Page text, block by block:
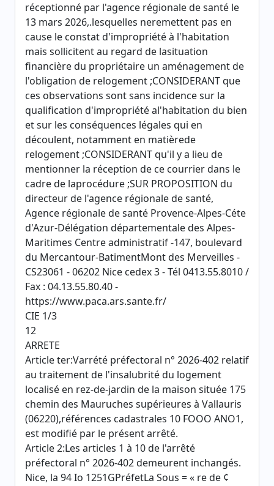
réceptionné par l'agence régionale de santé le
13 mars 2026,.lesquelles neremettent pas en
cause le constat d'impropriété à l'habitation
mais sollicitent au regard de lasituation
financière du propriétaire un aménagement de
l'obligation de relogement ;CONSIDERANT que
ces observations sont sans incidence sur la
qualification d'impropriété al'habitation du bien
et sur les conséquences légales qui en
découlent, notamment en matièrede
relogement ;CONSIDERANT qu'il y a lieu de
mentionner la réception de ce courrier dans le
cadre de laprocédure ;SUR PROPOSITION du
directeur de l'agence régionale de santé,
Agence régionale de santé Provence-Alpes-Céte
d'Azur-Délégation départementale des Alpes-
Maritimes Centre administratif -147, boulevard
du Mercantour-BatimentMont des Merveilles -
CS23061 - 06202 Nice cedex 3 - Tél 0413.55.8010 /
Fax : 04.13.55.80.40 -
https://www.paca.ars.sante.fr/
CIE 1/3
12
ARRETE
Article ter:Varrété préfectoral n° 2026-402 relatif
au traitement de l'insalubrité du logement
localisé en rez-de-jardin de la maison située 175
chemin des Mauruches supérieures à Vallauris
(06220),références cadastrales 10 FOOO ANO1,
est modifié par le présent arrêté.
Article 2:Les articles 1 à 10 de l'arrêté
préfectoral n° 2026-402 demeurent inchangés.
Nice, la 94 Io 1251GPréfetLa Sous = « re de ¢